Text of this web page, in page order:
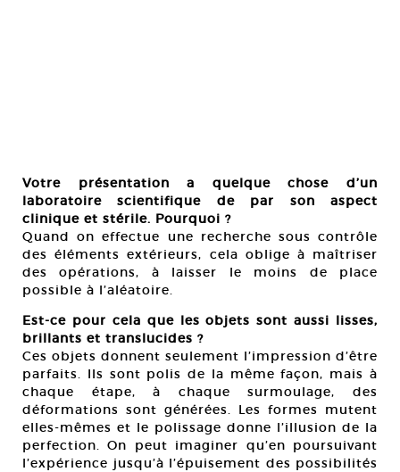
Votre présentation a quelque chose d’un
laboratoire scientifique de par son aspect
clinique et stérile. Pourquoi ?
Quand on effectue une recherche sous contrôle
des éléments extérieurs, cela oblige à maîtriser
des opérations, à laisser le moins de place
possible à l’aléatoire.
Est-ce pour cela que les objets sont aussi lisses,
brillants et translucides ?
Ces objets donnent seulement l’impression d’être
parfaits. Ils sont polis de la même façon, mais à
chaque étape, à chaque surmoulage, des
déformations sont générées. Les formes mutent
elles-mêmes et le polissage donne l’illusion de la
perfection. On peut imaginer qu’en poursuivant
l’expérience jusqu’à l’épuisement des possibilités